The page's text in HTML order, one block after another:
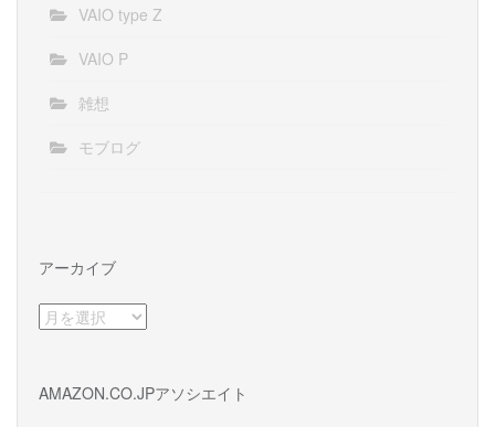
VAIO type Z
VAIO P
雑想
モブログ
アーカイブ
ア
ー
ブ
AMAZON.CO.JPアソシエイト